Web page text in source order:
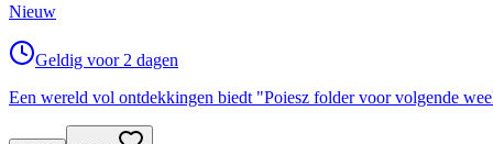
Nieuw
Geldig voor 2 dagen
Een wereld vol ontdekkingen biedt "Poiesz folder voor volgende